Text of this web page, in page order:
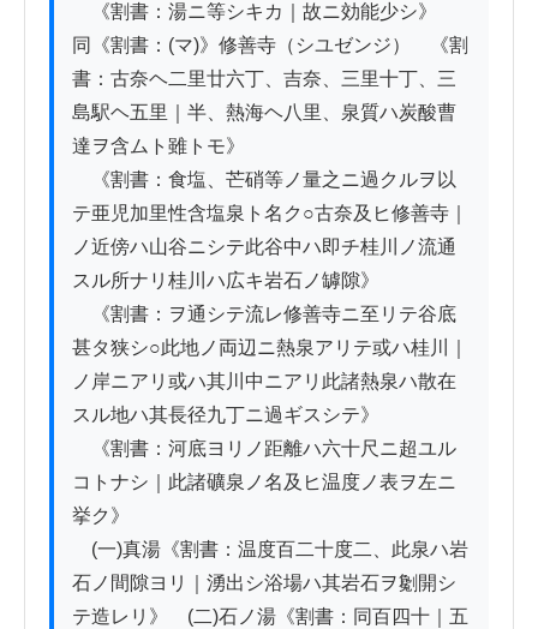
《割書：湯ニ等シキカ｜故ニ効能少シ》
同《割書：(マ)》修善寺（シユゼンジ）　《割
書：古奈ヘ二里廿六丁、吉奈、三里十丁、三
島駅ヘ五里｜半、熱海ヘ八里、泉質ハ炭酸曹
達ヲ含ムト雖トモ》
《割書：食塩、芒硝等ノ量之ニ過クルヲ以
テ亜児加里性含塩泉ト名ク○古奈及ヒ修善寺｜
ノ近傍ハ山谷ニシテ此谷中ハ即チ桂川ノ流通
スル所ナリ桂川ハ広キ岩石ノ罅隙》
《割書：ヲ通シテ流レ修善寺ニ至リテ谷底
甚タ狭シ○此地ノ両辺ニ熱泉アリテ或ハ桂川｜
ノ岸ニアリ或ハ其川中ニアリ此諸熱泉ハ散在
スル地ハ其長径九丁ニ過ギスシテ》
《割書：河底ヨリノ距離ハ六十尺ニ超ユル
コトナシ｜此諸礦泉ノ名及ヒ温度ノ表ヲ左ニ
挙ク》
(一)真湯《割書：温度百二十度二、此泉ハ岩
石ノ間隙ヨリ｜湧出シ浴場ハ其岩石ヲ劖開シ
テ造レリ》　(二)石ノ湯《割書：同百四十｜五